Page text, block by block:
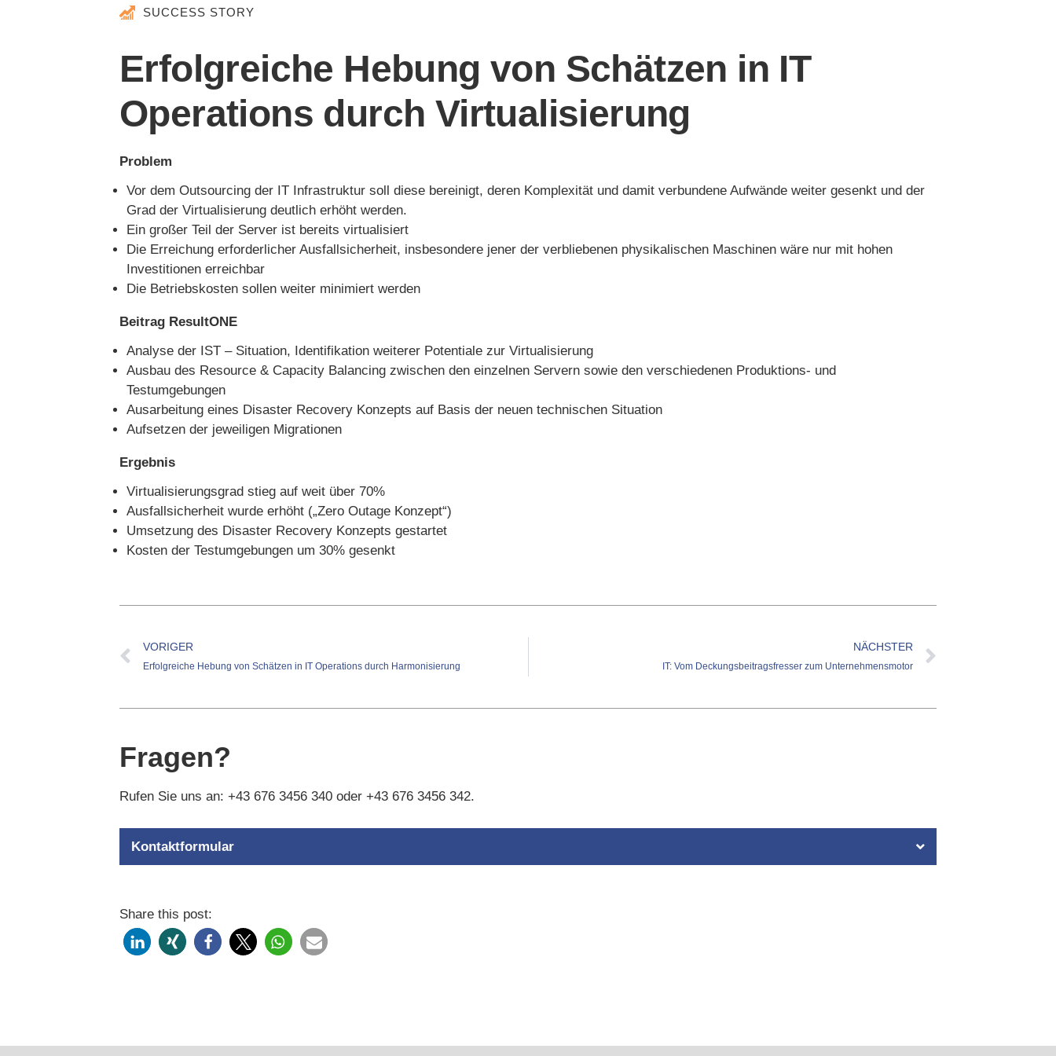
SUCCESS STORY
Erfolgreiche Hebung von Schätzen in IT
Operations durch Virtualisierung
Problem
Vor dem Outsourcing der IT Infrastruktur soll diese bereinigt, deren Komplexität und damit verbundene Aufwände weiter gesenkt und der
Grad der Virtualisierung deutlich erhöht werden.
Ein großer Teil der Server ist bereits virtualisiert
Die Erreichung erforderlicher Ausfallsicherheit, insbesondere jener der verbliebenen physikalischen Maschinen wäre nur mit hohen
Investitionen erreichbar
Die Betriebskosten sollen weiter minimiert werden
Beitrag ResultONE
Analyse der IST – Situation, Identifikation weiterer Potentiale zur Virtualisierung
Ausbau des Resource & Capacity Balancing zwischen den einzelnen Servern sowie den verschiedenen Produktions- und
Testumgebungen
Ausarbeitung eines Disaster Recovery Konzepts auf Basis der neuen technischen Situation
Aufsetzen der jeweiligen Migrationen
Ergebnis
Virtualisierungsgrad stieg auf weit über 70%
Ausfallsicherheit wurde erhöht („Zero Outage Konzept“)
Umsetzung des Disaster Recovery Konzepts gestartet
Kosten der Testumgebungen um 30% gesenkt
VORIGER
Erfolgreiche Hebung von Schätzen in IT Operations durch Harmonisierung
NÄCHSTER
IT: Vom Deckungsbeitragsfresser zum Unternehmensmotor
Fragen?
Rufen Sie uns an: +43 676 3456 340 oder +43 676 3456 342.
Kontaktformular
Share this post: